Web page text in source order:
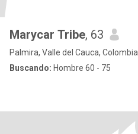
Marycar Tribe, 63
Palmira, Valle del Cauca, Colombia
Buscando: Hombre 60 - 75